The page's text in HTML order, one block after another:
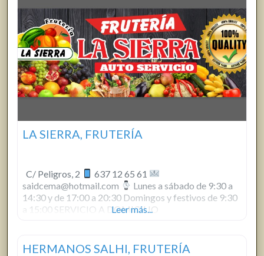
LA SIERRA, FRUTERÍA
C/ Peligros, 2
637 12 65 61
saidcema@hotmail.com
Lunes a sábado de 9:30 a
14:30 y de 17:00 a 20:30 Domingos y festivos de 9:30
a 15:00 SERVICIO A DOMICILIO
Leer más...
HERMANOS SALHI, FRUTERÍA